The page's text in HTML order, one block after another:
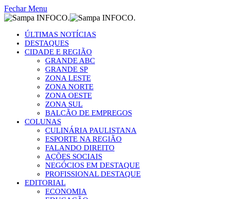
Fechar Menu
ÚLTIMAS NOTÍCIAS
DESTAQUES
CIDADE E REGIÃO
GRANDE ABC
GRANDE SP
ZONA LESTE
ZONA NORTE
ZONA OESTE
ZONA SUL
BALCÃO DE EMPREGOS
COLUNAS
CULINÁRIA PAULISTANA
ESPORTE NA REGIÃO
FALANDO DIREITO
AÇÕES SOCIAIS
NEGÓCIOS EM DESTAQUE
PROFISSIONAL DESTAQUE
EDITORIAL
ECONOMIA